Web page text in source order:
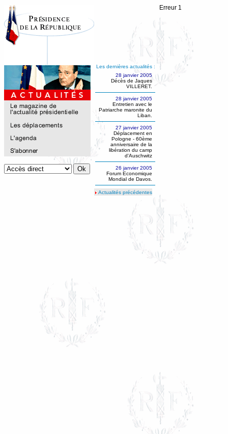
Les dernières actualités :
28 janvier 2005
Décès de Jaques
VILLERET.
28 janvier 2005
Entretien avec le
Patriarche maronite du
Liban.
27 janvier 2005
Déplacement en
Pologne - 60ème
anniversaire de la
libération du camp
d'Auschwitz
26 janvier 2005
Forum Economique
Mondial de Davos.
Actualités précédentes
Erreur 1